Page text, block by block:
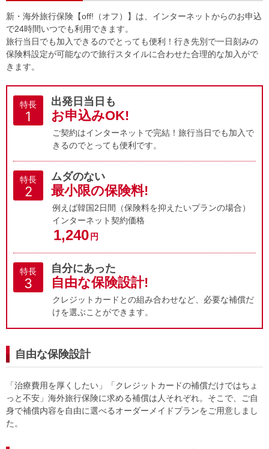
新・海外旅行保険【off!（オフ）】は、インターネットからのお申込
で24時間いつでも利用できます。
旅行当日でも加入できるのでとっても便利！行き先別で一日刻みの
保険料設定が可能なので旅行スタイルに合わせた合理的な加入がで
きます。
特長
1
出発日当日も
お申込みOK!
ご契約はインターネットで完結！旅行当日でも加入で
きるのでとっても便利です。
特長
2
ムダのない
最小限の保険料!
例えば韓国2日間（保険料を抑えたいプランの場合）
インターネット契約価格
1,240 円
特長
3
自分にあった
自由な保険設計!
クレジットカードとの組み合わせなど、必要な補償だ
けを選ぶことができます。
自由な保険設計
「治療費用を厚くしたい」「クレジットカードの補償だけではちょ
っと不安」海外旅行保険に求める補償は人それぞれ。そこで、ご自
身で補償内容を自由に選べるオーダーメイドプランをご用意しまし
た。